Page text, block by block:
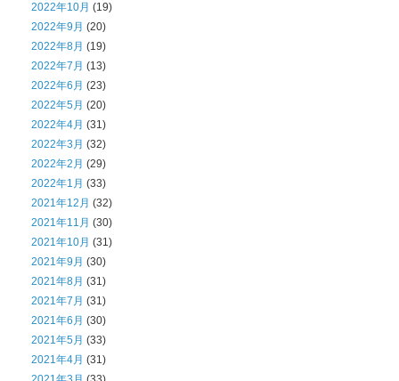
2022年10月 (19)
2022年9月 (20)
2022年8月 (19)
2022年7月 (13)
2022年6月 (23)
2022年5月 (20)
2022年4月 (31)
2022年3月 (32)
2022年2月 (29)
2022年1月 (33)
2021年12月 (32)
2021年11月 (30)
2021年10月 (31)
2021年9月 (30)
2021年8月 (31)
2021年7月 (31)
2021年6月 (30)
2021年5月 (33)
2021年4月 (31)